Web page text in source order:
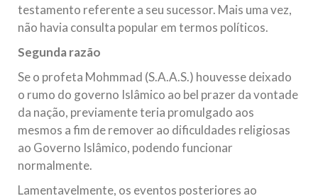
testamento referente a seu sucessor. Mais uma vez,
não havia consulta popular em termos políticos.
Segunda razão
Se o profeta Mohmmad (S.A.A.S.) houvesse deixado
o rumo do governo Islâmico ao bel prazer da vontade
da nação, previamente teria promulgado aos
mesmos a fim de remover ao dificuldades religiosas
ao Governo Islâmico, podendo funcionar
normalmente.
Lamentavelmente, os eventos posteriores ao